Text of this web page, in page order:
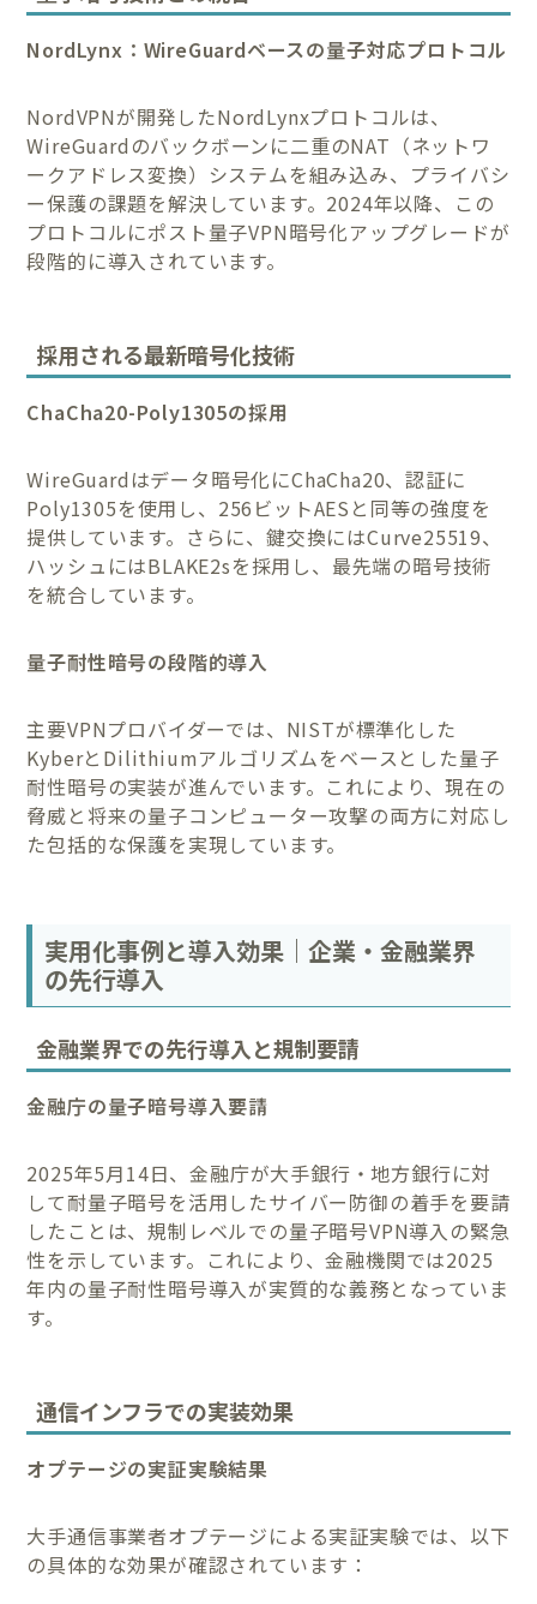
NordLynx：WireGuardベースの量子対応プロトコル
NordVPNが開発したNordLynxプロトコルは、
WireGuardのバックボーンに二重のNAT（ネットワ
ークアドレス変換）システムを組み込み、プライバシ
ー保護の課題を解決しています。2024年以降、この
プロトコルにポスト量子VPN暗号化アップグレードが
段階的に導入されています。
採用される最新暗号化技術
ChaCha20-Poly1305の採用
WireGuardはデータ暗号化にChaCha20、認証に
Poly1305を使用し、256ビットAESと同等の強度を
提供しています。さらに、鍵交換にはCurve25519、
ハッシュにはBLAKE2sを採用し、最先端の暗号技術
を統合しています。
量子耐性暗号の段階的導入
主要VPNプロバイダーでは、NISTが標準化した
KyberとDilithiumアルゴリズムをベースとした量子
耐性暗号の実装が進んでいます。これにより、現在の
脅威と将来の量子コンピューター攻撃の両方に対応し
た包括的な保護を実現しています。
実用化事例と導入効果｜企業・金融業界
の先行導入
金融業界での先行導入と規制要請
金融庁の量子暗号導入要請
2025年5月14日、金融庁が大手銀行・地方銀行に対
して耐量子暗号を活用したサイバー防御の着手を要請
したことは、規制レベルでの量子暗号VPN導入の緊急
性を示しています。これにより、金融機関では2025
年内の量子耐性暗号導入が実質的な義務となっていま
す。
通信インフラでの実装効果
オプテージの実証実験結果
大手通信事業者オプテージによる実証実験では、以下
の具体的な効果が確認されています：